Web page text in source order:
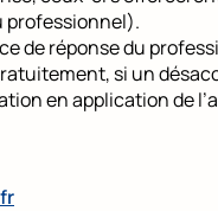
professionnel).
de réponse du
si un
en application de